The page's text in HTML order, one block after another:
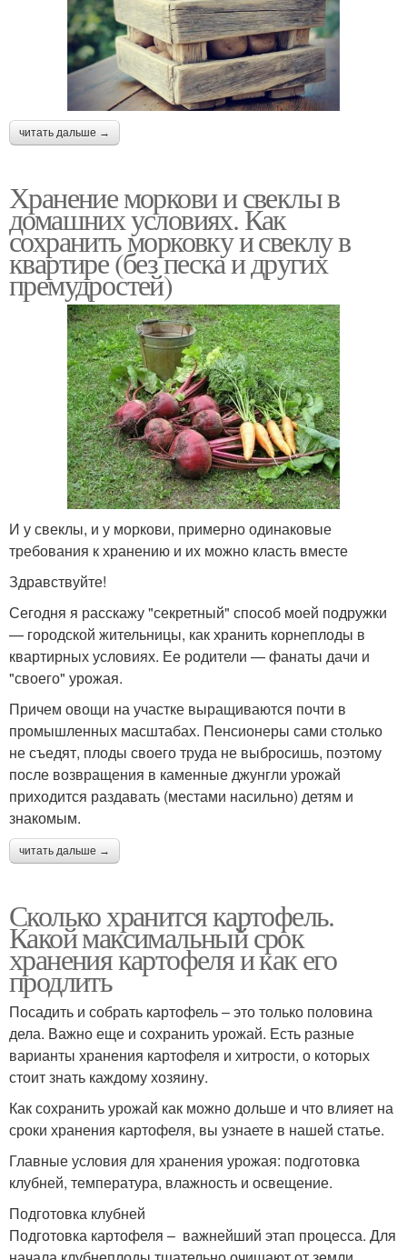
читать дальше →
Хранение моркови и свеклы в
домашних условиях. Как
сохранить морковку и свеклу в
квартире (без песка и других
премудростей)
И у свеклы, и у моркови, примерно одинаковые
требования к хранению и их можно класть вместе
Здравствуйте!
Сегодня я расскажу "секретный" способ моей подружки
— городской жительницы, как хранить корнеплоды в
квартирных условиях. Ее родители — фанаты дачи и
"своего" урожая.
Причем овощи на участке выращиваются почти в
промышленных масштабах. Пенсионеры сами столько
не съедят, плоды своего труда не выбросишь, поэтому
после возвращения в каменные джунгли урожай
приходится раздавать (местами насильно) детям и
знакомым.
читать дальше →
Сколько хранится картофель.
Какой максимальный срок
хранения картофеля и как его
продлить
Посадить и собрать картофель – это только половина
дела. Важно еще и сохранить урожай. Есть разные
варианты хранения картофеля и хитрости, о которых
стоит знать каждому хозяину.
Как сохранить урожай как можно дольше и что влияет на
сроки хранения картофеля, вы узнаете в нашей статье.
Главные условия для хранения урожая: подготовка
клубней, температура, влажность и освещение.
Подготовка клубней
Подготовка картофеля – важнейший этап процесса. Для